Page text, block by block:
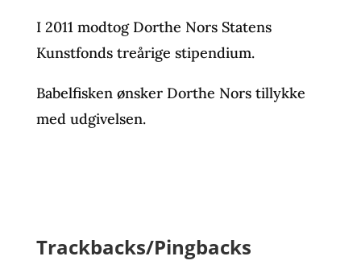
I 2011 modtog Dorthe Nors Statens
Kunstfonds treårige stipendium.
Babelfisken ønsker Dorthe Nors tillykke
med udgivelsen.
Trackbacks/Pingbacks